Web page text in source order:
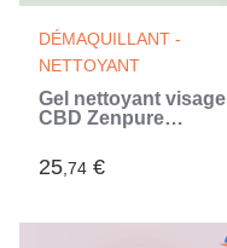
DÉMAQUILLANT -
NETTOYANT
Gel nettoyant visage
CBD Zenpure
25,74 €